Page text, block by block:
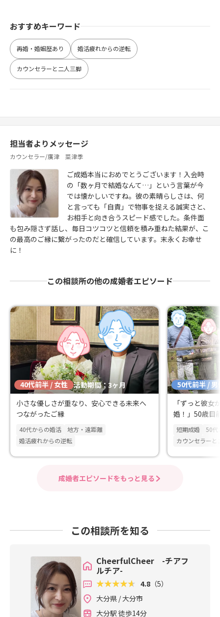
おすすめキーワード
再婚・婚姻歴あり 婚活疲れからの逆転
カウンセラーと二人三脚
担当者よりメッセージ
カウンセラー/廣津 菜津季
ご成婚本当におめでとうございます！入会時
の「数ヶ月で結婚なんて…」という言葉が今
では懐かしいですね。彼の素晴らしさは、何
と言っても「自責」で物事を捉える誠実さと、
お相手と向き合うスピード感でした。条件面
も包み隠さず話し、毎日コツコツと信頼を積み重ねた結果が、こ
の最高のご縁に繋がったのだと確信しています。末永くお幸せ
に！
この相談所の他の成婚者エピソード
40代前半 / 女性 活動期間：3ヶ月
小さな優しさが重なり、安心できる未来へ
つながったご縁
40代からの婚活
地方・遠距離
婚活疲れからの逆転
50代前半 / 男
「ずっと彼
婚！」50歳目
んのいる年末
短期成婚
50代
カウンセラーと
成婚者エピソードをもっと見る
この相談所を知る
CheerfulCheer -チアフ
ルチア-
4.8 （5）
大分県 / 大分市
大分駅 徒歩14分